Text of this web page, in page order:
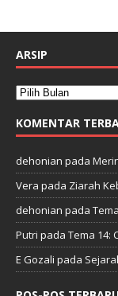
ARSIP
KOMENTAR
dehonian pada
Vera pada Ziarah
dehonian pada
Putri pada Tema 14:
E Gozali pada